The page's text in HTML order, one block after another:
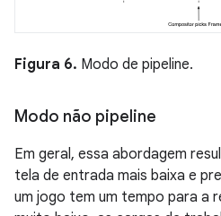
Figura 6. Modo de pipeline.
Modo não pipeline
Em geral, essa abordagem
tela de entrada mais baixa e
um jogo tem um tempo para a